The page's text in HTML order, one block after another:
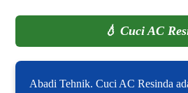
💧 Cuci AC
Abadi Tehnik. Cuci AC Resinda